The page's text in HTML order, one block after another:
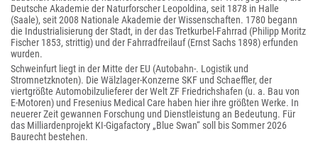
Deutsche Akademie der Naturforscher Leopoldina, seit 1878 in Halle
(Saale), seit 2008 Nationale Akademie der Wissenschaften. 1780 begann
die Industrialisierung der Stadt, in der das Tretkurbel-Fahrrad (Philipp Moritz
Fischer 1853, strittig) und der Fahrradfreilauf (Ernst Sachs 1898) erfunden
wurden.
Schweinfurt liegt in der Mitte der EU (Autobahn-. Logistik und
Stromnetzknoten). Die Wälzlager-Konzerne SKF und Schaeffler, der
viertgrößte Automobil­zulieferer der Welt ZF Friedrichshafen (u. a. Bau von
E-Motoren) und Fresenius Medical Care haben hier ihre größten Werke. In
neuerer Zeit gewannen Forschung und Dienstleistung an Bedeutung. Für
das Milliardenprojekt KI-Gigafactory „Blue Swan“ soll bis Sommer 2026
Baurecht bestehen.